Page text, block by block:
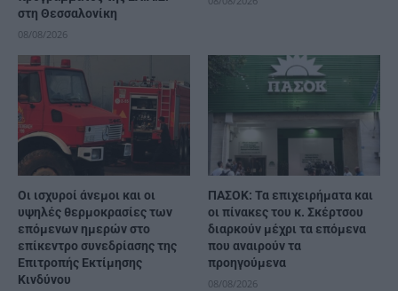
στη Θεσσαλονίκη
08/08/2026
Οι ισχυροί άνεμοι και οι
υψηλές θερμοκρασίες των
επόμενων ημερών στο
επίκεντρο συνεδρίασης της
Επιτροπής Εκτίμησης
Κινδύνου
ΠΑΣΟΚ: Τα επιχειρήματα και
οι πίνακες του κ. Σκέρτσου
διαρκούν μέχρι τα επόμενα
που αναιρούν τα
προηγούμενα
08/08/2026